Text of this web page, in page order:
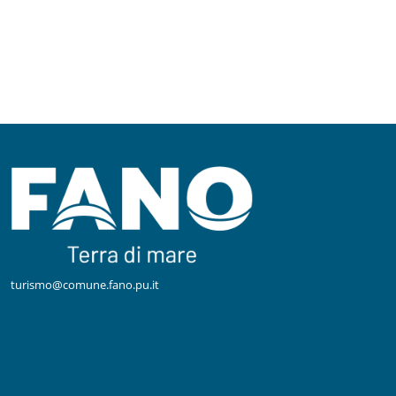
turismo@comune.fano.pu.it